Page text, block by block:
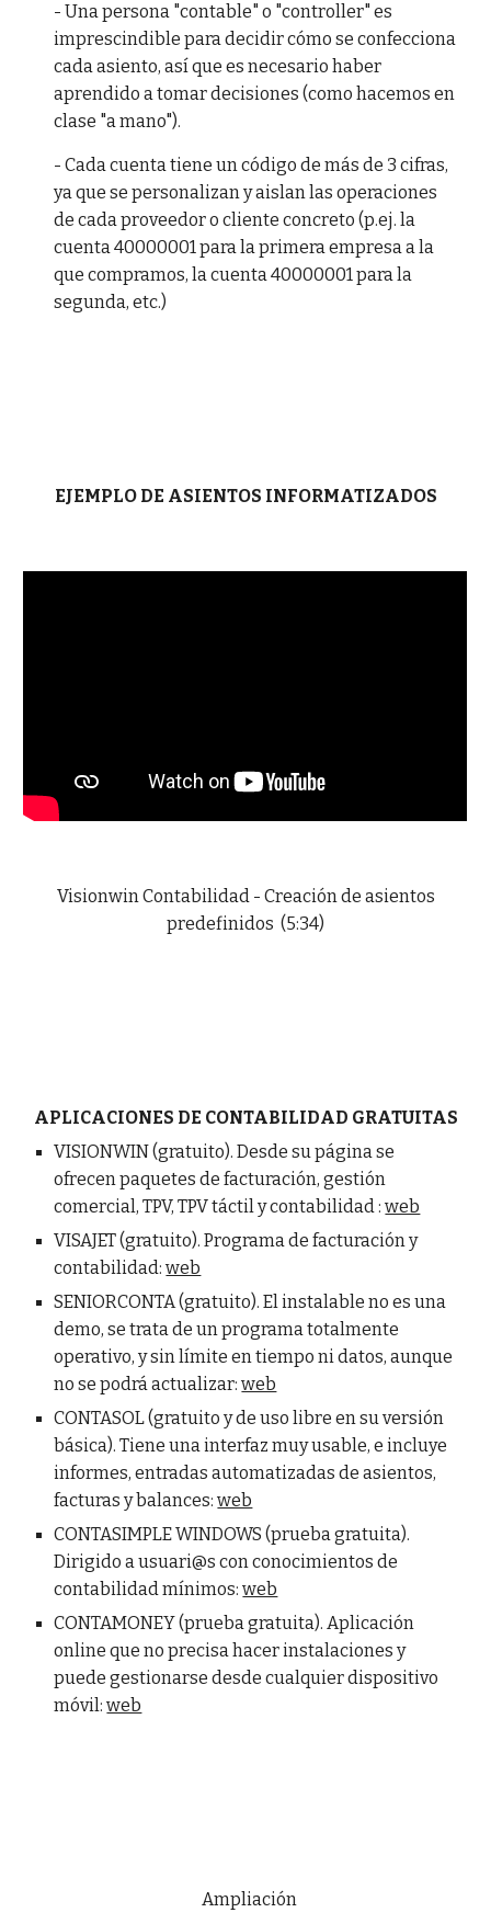
- Una persona "contable" o "controller" es
imprescindible para decidir cómo se confecciona
cada asiento, así que es necesario haber
aprendido a tomar decisiones (como hacemos en
clase "a mano").
- Cada cuenta tiene un código de más de 3 cifras,
ya que se personalizan y aislan las operaciones
de cada proveedor o cliente concreto (p.ej. la
cuenta 40000001 para la primera empresa a la
que compramos, la cuenta 40000001 para la
segunda, etc.)
EJEMPLO DE ASIENTOS INFORMATIZADOS
Visionwin Contabilidad - Creación de asientos
predefinidos (5:34)
APLICACIONES DE CONTABILIDAD GRATUITAS
VISIONWIN (gratuito). Desde su página se
ofrecen paquetes de facturación, gestión
comercial, TPV, TPV táctil y contabilidad : web
VISAJET (gratuito). Programa de facturación y
contabilidad:web
SENIORCONTA (gratuito). El instalable no es una
demo, se trata de un programa totalmente
operativo, y sin límite en tiempo ni datos, aunque
no se podrá actualizar:web
CONTASOL (gratuito y de uso libre en su versión
básica). Tiene una interfaz muy usable, e incluye
informes, entradas automatizadas de asientos,
facturas y balances: web
CONTASIMPLE WINDOWS (prueba gratuita).
Dirigido a usuari@s con conocimientos de
contabilidad mínimos: web
CONTAMONEY (prueba gratuita). Aplicación
online que no precisa hacer instalaciones y
puede gestionarse desde cualquier dispositivo
móvil: web
Ampliación